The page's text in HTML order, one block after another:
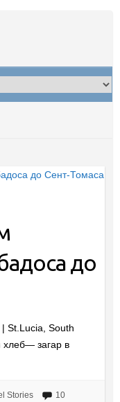
до
St.Lucia, South
загар в
Stories
10